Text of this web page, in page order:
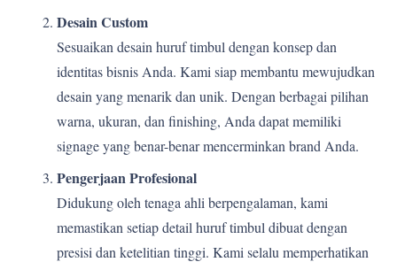
Desain Custom
Sesuaikan desain huruf timbul dengan konsep dan
identitas bisnis Anda. Kami siap membantu mewujudkan
desain yang menarik dan unik. Dengan berbagai pilihan
warna, ukuran, dan finishing, Anda dapat memiliki
signage yang benar-benar mencerminkan brand Anda.
Pengerjaan Profesional
Didukung oleh tenaga ahli berpengalaman, kami
memastikan setiap detail huruf timbul dibuat dengan
presisi dan ketelitian tinggi. Kami selalu memperhatikan